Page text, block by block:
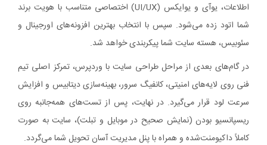
اطلاعات، یوآی و یوایکس (UI/UX) اختصاصی متناسب با هویت برند
شما اتود زده می‌شود. سپس با انتخاب بهترین افزونه‌های اورجینال و
سئوبیس، هسته سایت شما پیکربندی خواهد شد.
در گام‌های بعدی از مراحل طراحی سایت با وردپرس، تمرکز اصلی تیم
فنی روی لایه‌های امنیتی، کانفیگ سرور، بهینه‌سازی دیتابیس و افزایش
سرعت لود قرار می‌گیرد. در نهایت، پس از تست‌های همه‌جانبه روی
ریسپانسیو بودن (نمایش صحیح در موبایل و تبلت)، سایت به صورت
کاملاً داکیومنت‌شده و همراه با پنل مدیریت آسان تحویل شما می‌گردد.